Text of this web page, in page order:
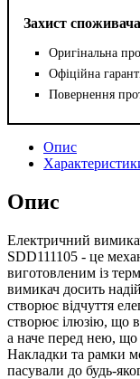
Захист споживача
Оригінальна
Офіційна
Повернення
Опис
Опис
Електричний
SDD111105 - це
виготовленим із
вимикач досить
створює відчуття
створює ілюзію, що
а наче перед нею, що
Накладки та рамки
пасували до будь-